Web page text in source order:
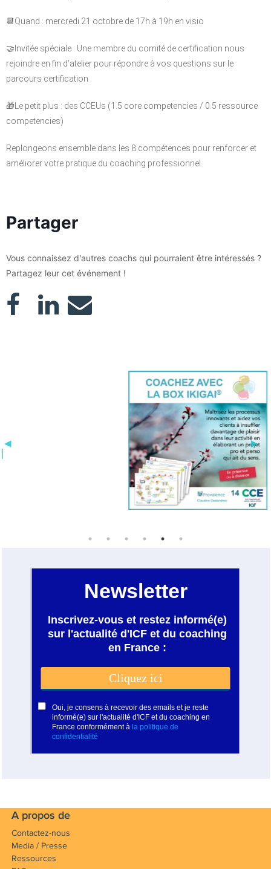
📆Quand : mercredi 21 octobre de 17h à 19h en visio
🤝Invitée spéciale : Une membre du comité de certification nous
rejoindre en fin d’atelier pour répondre à vos questions sur le
parcours certification
🎁Le petit plus : des CCEUs (1.5 core competencies / 0.5 ressource
competencies)
Replongeons ensemble dans les 8 compétences pour renforcer et
améliorer votre pratique du coaching professionnel.
Partager
Vous connaissez d'autres coachs qui pourraient être intéressés ?
Partagez leur cet événement !
A propos de
Contactez-nous
Media / Presse
Ressources